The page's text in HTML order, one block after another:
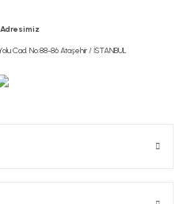
Cad. No:88-86 Ataşehir / İSTANBUL